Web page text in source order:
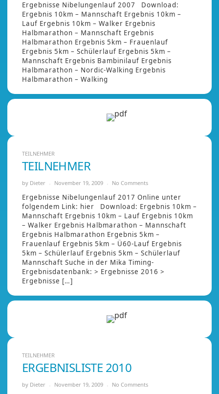
Ergebnisse Nibelungenlauf 2007 Download:
Ergebnis 10km – Mannschaft Ergebnis 10km –
Lauf Ergebnis 10km – Walker Ergebnis
Halbmarathon – Mannschaft Ergebnis
Halbmarathon Ergebnis 5km – Frauenlauf
Ergebnis 5km – Schülerlauf Ergebnis 5km –
Mannschaft Ergebnis Bambinilauf Ergebnis
Halbmarathon – Nordic-Walking Ergebnis
Halbmarathon – Walking
TEILNEHMER
TEILNEHMER
by Dieter November 19, 2009 No Comments
Ergebnisse Nibelungenlauf 2017 Online unter
folgendem Link: hier Download: Ergebnis 10km –
Mannschaft Ergebnis 10km – Lauf Ergebnis 10km
– Walker Ergebnis Halbmarathon – Mannschaft
Ergebnis Halbmarathon Ergebnis 5km –
Frauenlauf Ergebnis 5km – Ü60-Lauf Ergebnis
5km – Schülerlauf Ergebnis 5km – Schülerlauf
Mannschaft Suche in der Mika Timing-
Ergebnisdatenbank: > Ergebnisse 2016 >
Ergebnisse […]
TEILNEHMER
ERGEBNISLISTE 2010
by Dieter November 19, 2009 No Comments